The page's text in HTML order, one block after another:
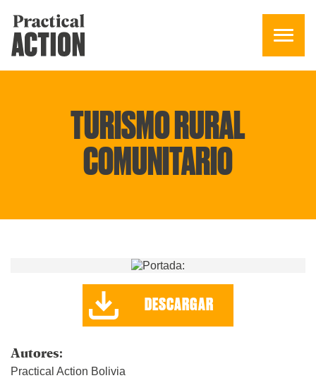
TURISMO RURAL
COMUNITARIO
DESCARGAR
Autores:
Practical Action Bolivia